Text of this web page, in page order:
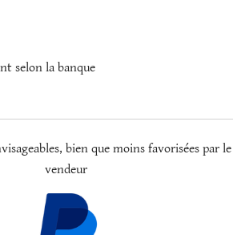
selon la banque
bien que moins favorisées par le
vendeur